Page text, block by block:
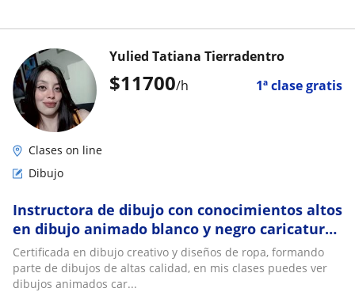
$11700/h 1ª clase gratis
Yulied Tatiana Tierradentro
Clases on line
Dibujo
Instructora de dibujo con conocimientos altos
en dibujo animado blanco y negro caricaturas
y demás
Certificada en dibujo creativo y diseños de ropa, formando
parte de dibujos de altas calidad, en mis clases puedes ver
dibujos animados car...